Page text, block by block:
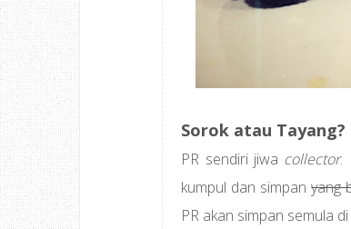
Sorok atau Tayang?
PR sendiri jiwa collector.
kumpul dan simpanyang
PR akan simpan semula di